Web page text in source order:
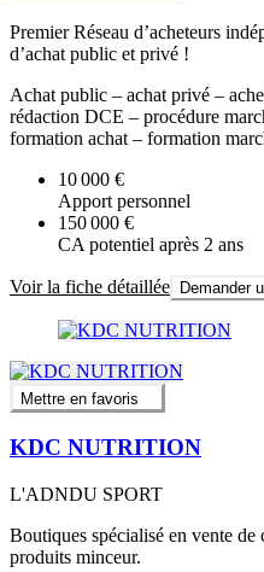
Premier Réseau d’acheteurs
d’achat public et privé !
Achat public – achat privé –
rédaction DCE – procédure
formation achat – formation
10 000 €
Apport personnel
150 000 €
CA potentiel après 2 ans
Voir la fiche détaillée Demander
Mettre en favoris
KDC NUTRITION
L'ADNDU SPORT
Boutiques spécialisé en vente de
produits minceur.